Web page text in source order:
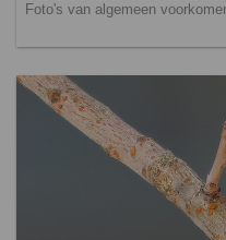
Foto's van algemeen